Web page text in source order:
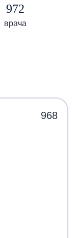
972
врача
968